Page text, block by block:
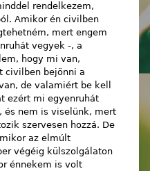
rendelkezem,
Amikor én civilben
mert engem
vegyek -, a
hogy mi van,
civilben bejönni a
de valamiért be kell
ezért mi egyenruhát
és nem is viselünk, mert
szervesen hozzá. De
az elmúlt
végéig külszolgálaton
énnekem is volt